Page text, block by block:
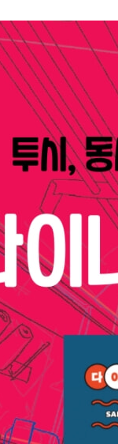
하자
)를 결정하자
는 분위기